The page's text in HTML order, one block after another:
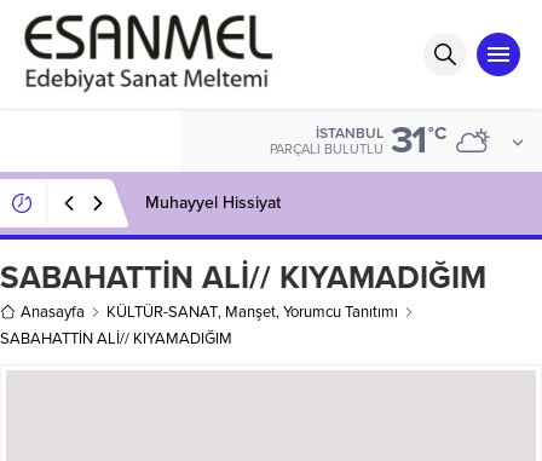
İSTANBUL
PARÇALI BULUTLU 31°C
Muhayyel Hissiyat
SABAHATTİN ALİ// KIYAMADIĞIM
Anasayfa KÜLTÜR-SANAT, Manşet,Yorumcu Tanıtımı
SABAHATTİN ALİ// KIYAMADIĞIM